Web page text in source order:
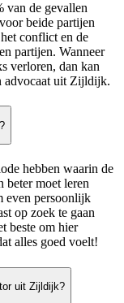
de gevallen
beide partijen
conflict en de
partijen. Wanneer
verloren, dan kan
advocaat uit Zijldijk.
hebben waarin de
beter moet leren
even persoonlijk
op zoek te gaan
beste om hier
alles goed voelt!
uit Zijldijk?